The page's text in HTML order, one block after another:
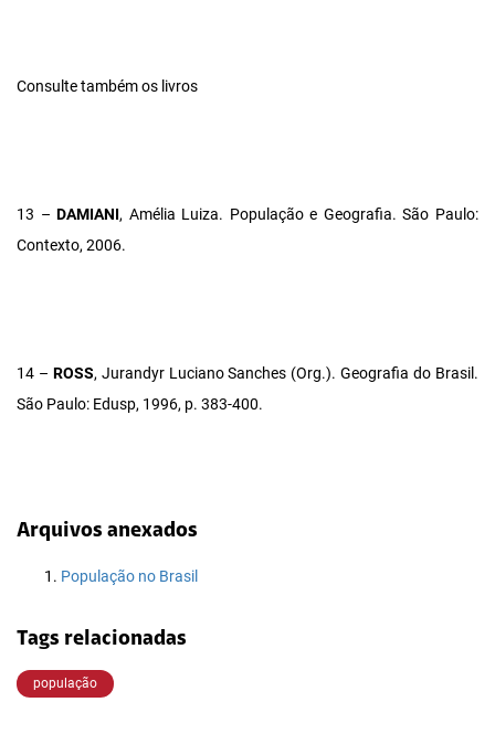
Consulte também os livros
13 –DAMIANI, Amélia Luiza. População e Geografia. São Paulo:
Contexto, 2006.
14 – ROSS, Jurandyr Luciano Sanches (Org.). Geografia do Brasil.
São Paulo: Edusp, 1996, p. 383-400.
Arquivos anexados
População no Brasil
Tags relacionadas
população